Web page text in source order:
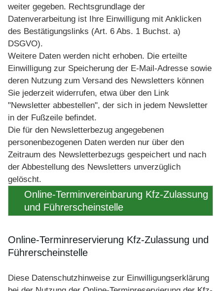
weiter gegeben. Rechtsgrundlage der
Datenverarbeitung ist Ihre Einwilligung mit Anklicken
des Bestätigungslinks (Art. 6 Abs. 1 Buchst. a)
DSGVO).
Weitere Daten werden nicht erhoben. Die erteilte
Einwilligung zur Speicherung der E-Mail-Adresse sowie
deren Nutzung zum Versand des Newsletters können
Sie jederzeit widerrufen, etwa über den Link
"Newsletter abbestellen", der sich in jedem Newsletter
in der Fußzeile befindet.
Die für den Newsletterbezug angegebenen
personenbezogenen Daten werden nur über den
Zeitraum des Newsletterbezugs gespeichert und nach
der Abbestellung des Newsletters unverzüglich
gelöscht.
Online-Terminvereinbarung Kfz-Zulassung
und Führerscheinstelle
Online-Terminreservierung Kfz-Zulassung und
Führerscheinstelle
Diese Datenschutzhinweise zur Einwilligungserklärung